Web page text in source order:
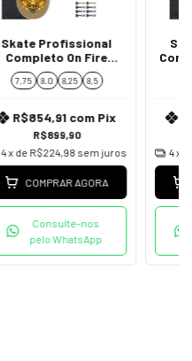
Skate Profissional
Completo On Fire
Brown
7,75 8.0 8,25 8,5
R$899,90
R$854,91 com Pix
4x de R$224,98 sem juros
COMPRAR AGORA
Consulte-nos
pelo WhatsApp
4x